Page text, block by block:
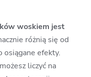
woskiem jest
różnią się od
osiągane efekty.
liczyć na